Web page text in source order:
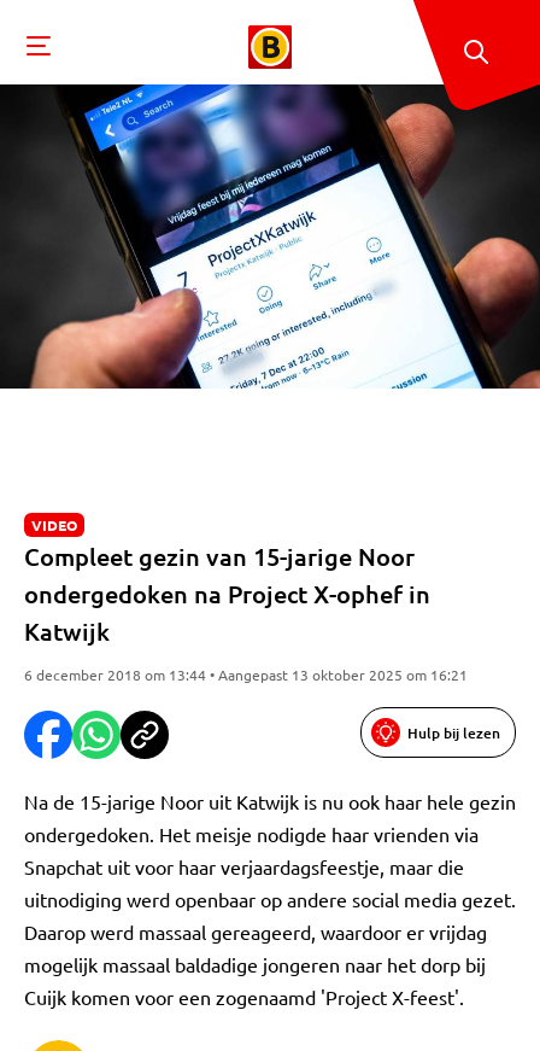
VIDEO
Compleet gezin van 15-jarige Noor
ondergedoken na Project X-ophef in
Katwijk
6 december 2018 om 13:44 • Aangepast 13 oktober 2025 om 16:21
Hulp bij lezen
Na de 15-jarige Noor uit Katwijk is nu ook haar hele gezin
ondergedoken. Het meisje nodigde haar vrienden via
Snapchat uit voor haar verjaardagsfeestje, maar die
uitnodiging werd openbaar op andere social media gezet.
Daarop werd massaal gereageerd, waardoor er vrijdag
mogelijk massaal baldadige jongeren naar het dorp bij
Cuijk komen voor een zogenaamd 'Project X-feest'.